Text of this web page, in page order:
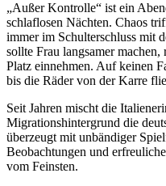
„Außer Kontrolle“ ist ein
schlaflosen Nächten. Chaos
immer im Schulterschluss mit
sollte Frau langsamer
Platz einnehmen. Auf keinen
bis die Räder von der Karre
Seit Jahren mischt die
Migrationshintergrund die
überzeugt mit unbändiger
Beobachtungen und
vom Feinsten.